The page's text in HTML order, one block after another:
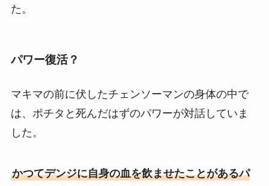
た。
パワー復活？
マキマの前に伏したチェンソーマンの身体の中で
は、ポチタと死んだはずのパワーが対話していま
した。
かつてデンジに自身の血を飲ませたことがあるパ